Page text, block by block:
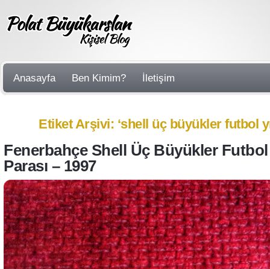
Anasayfa Ben Kimim? İletişim
Etiket Arşivi: ‘shell üç büyükler futbol
Fenerbahçe Shell Üç Büyükler Futbol
Parası – 1997